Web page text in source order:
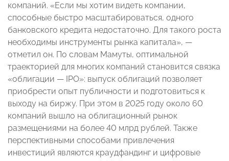
компаний. «Если мы хотим видеть компании,
способные быстро масштабироваться, одного
банковского кредита недостаточно. Для такого роста
необходимы инструменты рынка капитала», —
отметил он. По словам Мамуты, оптимальной
траекторией для многих компаний становится связка
«облигации — IPO»: выпуск облигаций позволяет
приобрести опыт публичности и подготовиться к
выходу на биржу. При этом в 2025 году около 60
компаний вышло на облигационный рынок
размещениями на более 40 млрд рублей. Также
перспективными способами привлечения
инвестиций являются краудфандинг и цифровые